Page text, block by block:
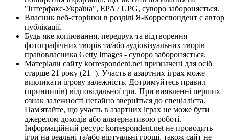
"Інтерфакс-Україна", EPA / UPG, суворо забороняється.
Власник веб-сторінки в розділі Я-Корреспондент є автор
публікації.
Будь-яке копіювання, передрук та відтворення
фотографічних творів та/або аудіовізуальних творів
правовласника Getty Images - суворо забороняється.
Матеріали сайту korrespondent.net призначені для осіб
старше 21 року (21+). Участь в азартних іграх може
викликати ігрову залежність. Дотримуйтесь правил
(принципів) відповідальної гри. При виявленні перших
ознак залежності негайно зверніться до спеціаліста.
Пам'ятайте, що участь в азартних іграх не може бути
джерелом доходів або альтернативою роботі.
Інформаційний ресурс korrespondent.net не проводить
ігри на реальні та/або віртуальні гроші, також сайт не